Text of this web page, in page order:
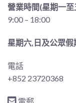
營業時間(星期一至
9:00 – 18:00
星期六,日及公眾
電話
+852 23720368
電郵